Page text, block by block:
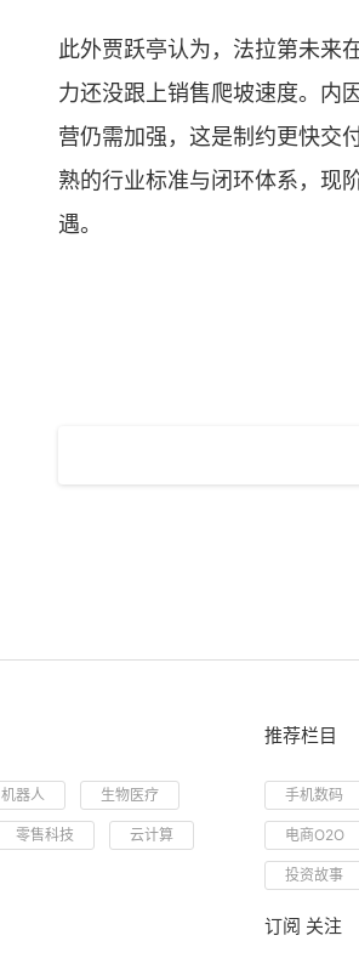
此外贾跃亭认为，法拉第未来
力还没跟上销售爬坡速度。内
营仍需加强，这是制约更快交
熟的行业标准与闭环体系，现
遇。
机器人 生物医疗
零售科技 云计算
推荐栏目
手机数码
电商O2O
投资故事
订阅 关注